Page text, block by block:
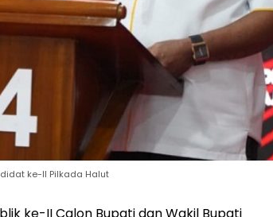
ke-II Pilkada Halut
ke-II Calon Bupati dan Wakil Bupati